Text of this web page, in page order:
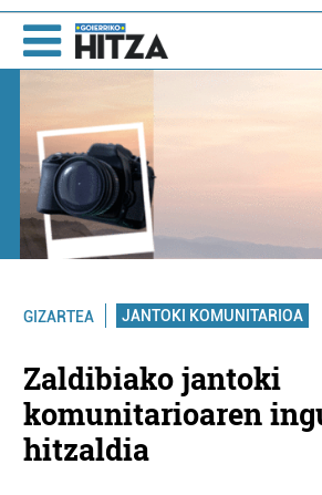
GIZARTEA JANTOKI KOMUNITARIOA
Zaldibiako jantoki
komunitarioaren
hitzaldia